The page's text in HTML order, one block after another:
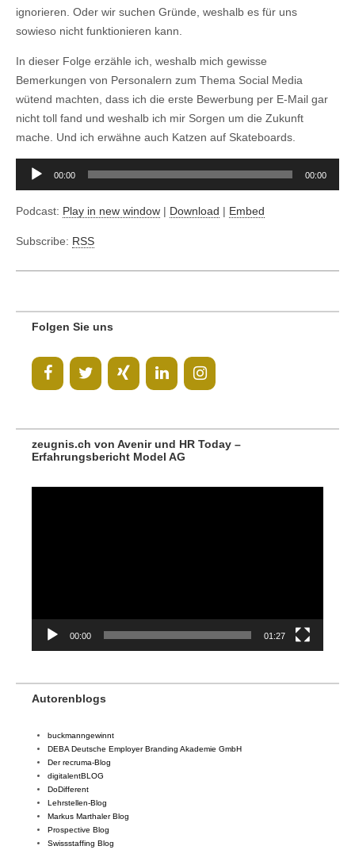
ignorieren. Oder wir suchen Gründe, weshalb es für uns
sowieso nicht funktionieren kann.
In dieser Folge erzähle ich, weshalb mich gewisse
Bemerkungen von Personalern zum Thema Social Media
wütend machten, dass ich die erste Bewerbung per E-Mail gar
nicht toll fand und weshalb ich mir Sorgen um die Zukunft
mache. Und ich erwähne auch Katzen auf Skateboards.
Audio-
00:00 00:00
Podcast: Play in new window | Download | Embed
Subscribe: RSS
Folgen Sie uns
zeugnis.ch von Avenir und HR Today –
Erfahrungsbericht Model AG
00:00 01:27
Autorenblogs
buckmanngewinnt
DEBA Deutsche Employer Branding Akademie GmbH
Der recruma-Blog
digitalentBLOG
DoDifferent
Lehrstellen-Blog
Markus Marthaler Blog
Prospective Blog
Swissstaffing Blog